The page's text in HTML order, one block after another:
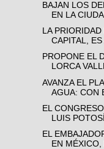
BAJAN LOS
EN LA
LA
CAPITAL,
PROPONE EL
LORCA
AVANZA EL
AGUA: CON
EL
LUIS
EL
EN MÉXICO,